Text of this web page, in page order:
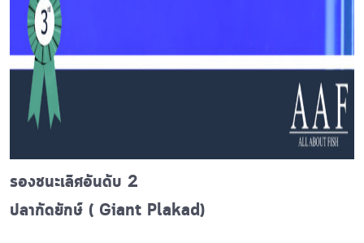
รองชนะเลิศอันดับ 2
ปลากัดยักษ์ ( Giant Plakad)